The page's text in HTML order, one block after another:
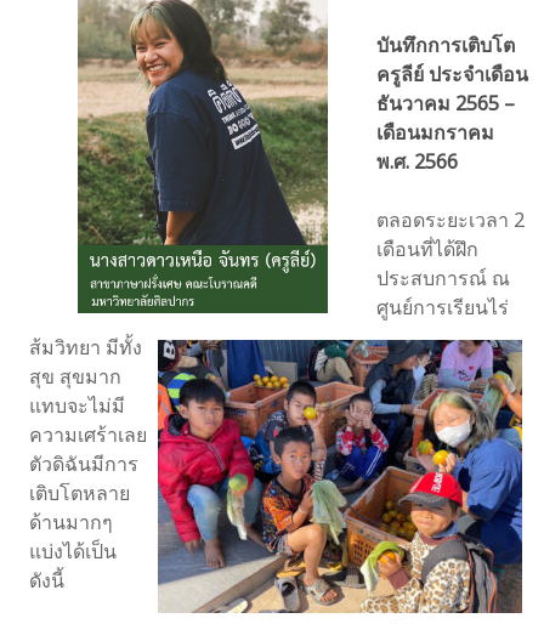
บันทึกการเติบโต
ครูลีย์ ประจำเดือน
ธันวาคม 2565 –
เดือนมกราคม
พ.ศ. 2566
ตลอดระยะเวลา 2
เดือนที่ได้ฝึก
ประสบการณ์ ณ
ศูนย์การเรียนไร่
ส้มวิทยา มีทั้ง
สุข สุขมาก
แทบจะไม่มี
ความเศร้าเลย
ตัวดิฉันมีการ
เติบโตหลาย
ด้านมากๆ
แบ่งได้เป็น
ดังนี้